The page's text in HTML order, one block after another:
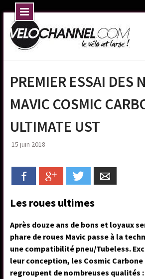
Skip
to
content
PREMIER ESSAI DES
MAVIC COSMIC
ULTIMATE UST
15 juin 2018
Facebook Google+ Twitter
Les roues ultimes
Après douze ans de bons et loyaux
phare de roues Mavic passe à la
une compatibilité pneu/Tubeless.
leur conception, les Cosmic
regroupent de nombreuses qualités